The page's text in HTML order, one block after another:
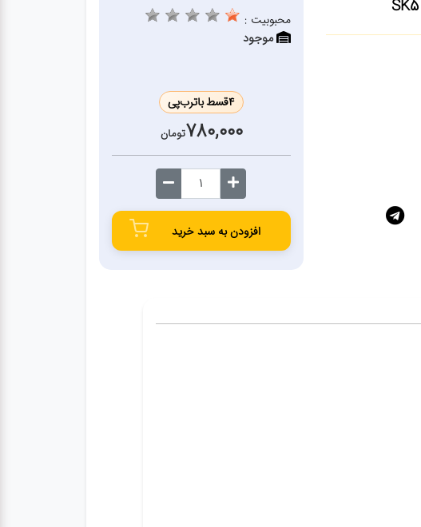
محبوبیت :
موجود
4قسط باترب‌پی
780,000تومان
افزودن به سبد خرید